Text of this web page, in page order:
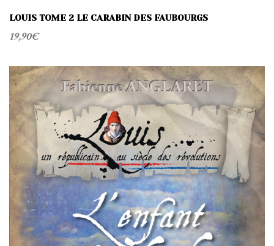
LOUIS TOME 2 LE CARABIN DES FAUBOURGS
19,90€